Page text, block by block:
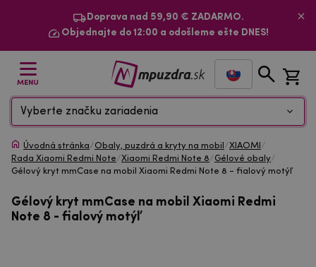
Doprava nad 59,90 € ZADARMO.
Objednajte do 12:00 a odošleme ešte DNES!
MENU
Vyberte značku zariadenia
Úvodná stránka/Obaly, puzdrá a kryty na mobil /XIAOMI /
Rada Xiaomi Redmi Note/Xiaomi Redmi Note 8/Gélové obaly/
Gélový kryt mmCase na mobil Xiaomi Redmi Note 8 - fialový motýľ
Gélový kryt mmCase na mobil Xiaomi Redmi
Note 8 - fialový motýľ